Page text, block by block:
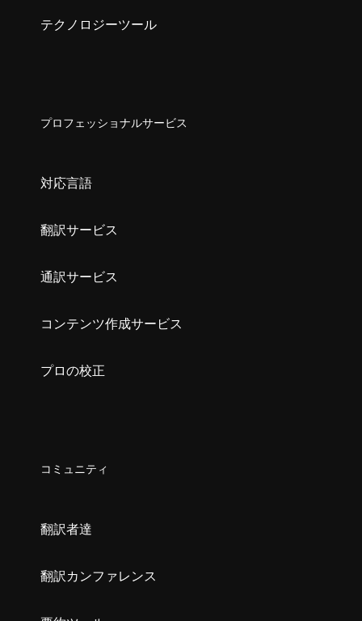
テクノロジーツール
プロフェッショナルサービス
対応言語
翻訳サービス
通訳サービス
コンテンツ作成サービス
プロの校正
コミュニティ
翻訳者達
翻訳カンファレンス